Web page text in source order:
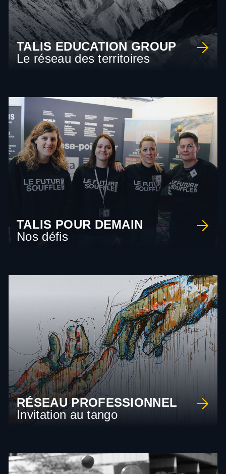
TALIS EDUCATION GROUP
Le réseau des territoires
TALIS POUR DEMAIN
Nos défis
RÉSEAU PROFESSIONNEL
Invitation au tango